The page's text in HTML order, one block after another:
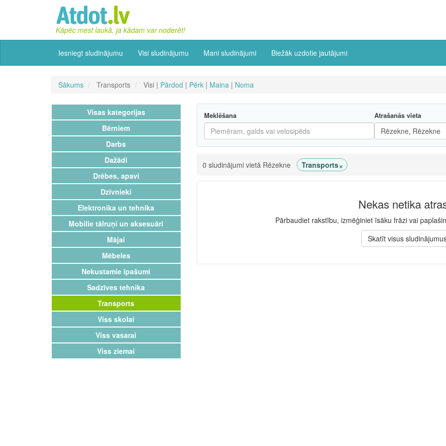
Kāpēc mest laukā, ja kādam var noderēt!
Iesniegt sludinājumu Visi sludinājumu Mani sludinājumi Biežāk uzdotie jautājumi
Sākums Transports Visi | Pārdod | Pērk | Maina | Noma
Visas kategorijas
Bērniem
Darbs
Dažādi
Drēbes, apavi
Dzīvnieki
Elektronika un tehnika
Mobilie tālruņi un aksesuāri
Mājai
Mēbeles
Nekustamie īpašumi
Sadzīves tehnika
Transports
Viss skolai
Viss vasarai
Viss ziemai
Meklēšana Atrašanās vieta
0 sludinājumi vietā Rēzekne Transports×
Nekas netika
Pārbaudiet rakstību, izmēģiniet īsāku frāzi vai
Skatīt visus